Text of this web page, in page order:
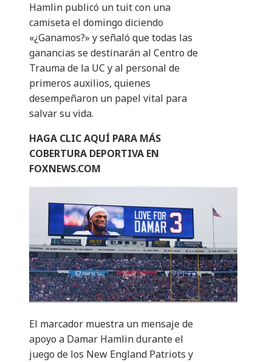
Hamlin publicó un tuit con una
camiseta el domingo diciendo
«¿Ganamos?» y señaló que todas las
ganancias se destinarán al Centro de
Trauma de la UC y al personal de
primeros auxilios, quienes
desempeñaron un papel vital para
salvar su vida.
HAGA CLIC AQUÍ PARA MÁS
COBERTURA DEPORTIVA EN
FOXNEWS.COM
El marcador muestra un mensaje de
apoyo a Damar Hamlin durante el
juego de los New England Patriots y